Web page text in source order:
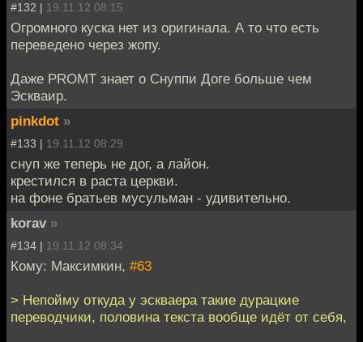
#132 | 19.11.12 08:15
Огромного куска нет из оригинала. А то что есть
переведено через жопу.
Даже PROMT знает о Снуппи Доге больше чем
Эскваир.
pinkdot »
#133 | 19.11.12 08:29
снуп же теперь не дог, а лайон.
крестился в раста церкви.
на фоне братьев мусульман - удивительно.
korav »
#134 | 19.11.12 08:34
Кому: Максимкин, #63
> Непойму откуда у эскваера такие дурацкие
переводчики, половина текста вообще идёт от себя,